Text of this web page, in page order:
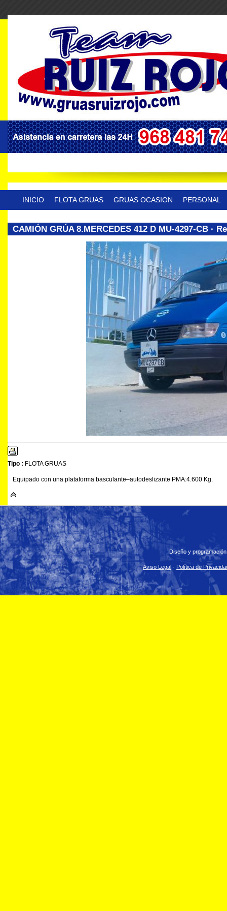
INICIO FLOTA GRUAS GRUAS OCASION PERSONAL
CAMIÓN GRÚA 8.MERCEDES 412 D MU-4297-CB ·
Tipo : FLOTA GRUAS
Equipado con una plataforma basculante–autodeslizante PMA:4.600 Kg.
Diseño y
Aviso Legal · Política de